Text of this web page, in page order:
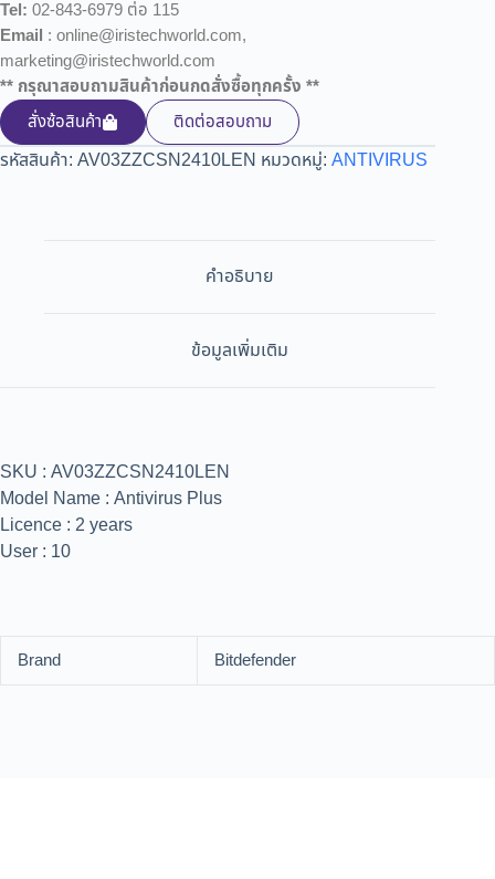
Tel: 02-843-6979 ต่อ 115
Email : online@iristechworld.com,
marketing@iristechworld.com
** กรุณาสอบถามสินค้าก่อนกดสั่งซื้อทุกครั้ง **
สั่งซ้อสินค้า
ติดต่อสอบถาม
รหัสสินค้า: AV03ZZCSN2410LEN หมวดหมู่: ANTIVIRUS
คำอธิบาย
ข้อมูลเพิ่มเติม
SKU : AV03ZZCSN2410LEN
Model Name : Antivirus Plus
Licence : 2 years
User : 10
Brand Bitdefender